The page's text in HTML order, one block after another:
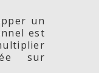
un
est
sur